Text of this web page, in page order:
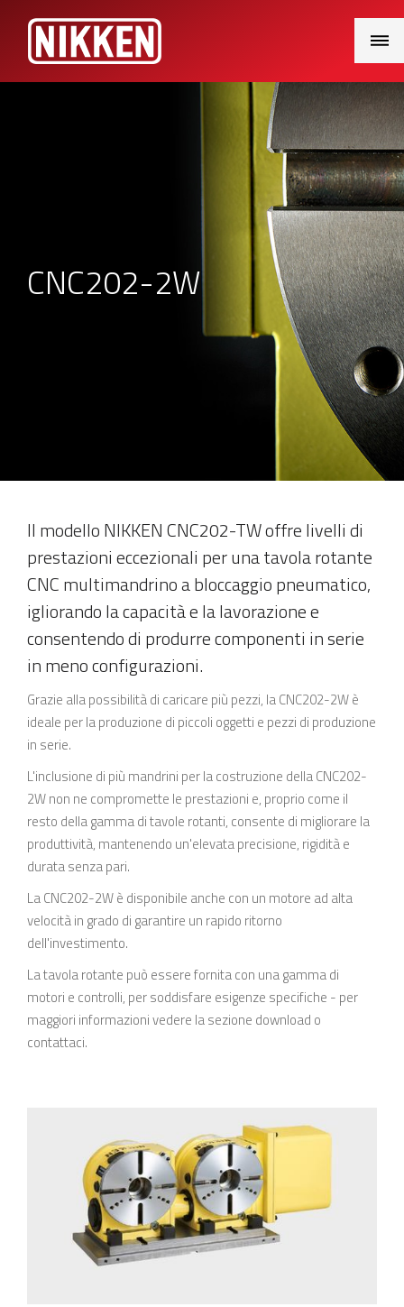
Menu
CNC202-2W
Il modello NIKKEN CNC202-TW offre livelli di
prestazioni eccezionali per una tavola rotante
CNC multimandrino a bloccaggio pneumatico,
igliorando la capacità e la lavorazione e
consentendo di produrre componenti in serie
in meno configurazioni.
Grazie alla possibilità di caricare più pezzi, la CNC202-2W è
ideale per la produzione di piccoli oggetti e pezzi di produzione
in serie.
L'inclusione di più mandrini per la costruzione della CNC202-
2W non ne compromette le prestazioni e, proprio come il
resto della gamma di tavole rotanti, consente di migliorare la
produttività, mantenendo un'elevata precisione, rigidità e
durata senza pari.
La CNC202-2W è disponibile anche con un motore ad alta
velocità in grado di garantire un rapido ritorno
dell'investimento.
La tavola rotante può essere fornita con una gamma di
motori e controlli, per soddisfare esigenze specifiche - per
maggiori informazioni vedere la sezione download o
contattaci.